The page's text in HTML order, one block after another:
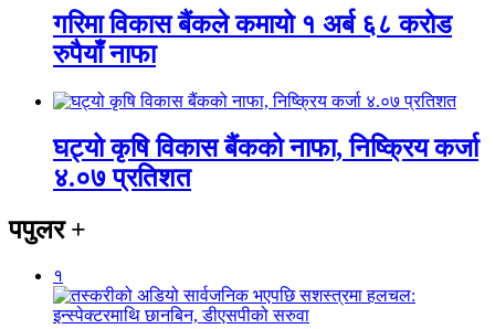
गरिमा विकास बैंकले कमायो १ अर्ब ६८ करोड
रुपैयाँ नाफा
घट्यो कृषि विकास बैंकको नाफा, निष्क्रिय कर्जा
४.०७ प्रतिशत
पपुलर+
१